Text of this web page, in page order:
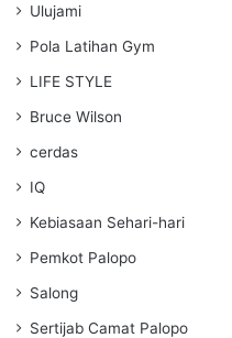
Ulujami
Pola Latihan Gym
LIFE STYLE
Bruce Wilson
cerdas
IQ
Kebiasaan Sehari-hari
Pemkot Palopo
Salong
Sertijab Camat Palopo